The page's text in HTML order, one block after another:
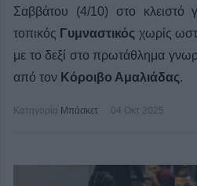
Σαββάτου (4/10) στο κλειστό
τοπικός Γυμναστικός χωρίς
με το δεξί στο πρωτάθλημα
από τον Κόροιβο Αμαλιάδας.
Κατηγορία Μπάσκετ 04 Οκτ 2025